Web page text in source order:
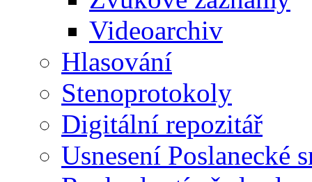
Videoarchiv
Hlasování
Stenoprotokoly
Digitální repozitář
Usnesení Poslanecké